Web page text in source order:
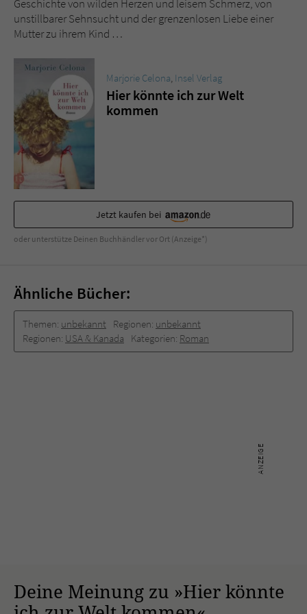
Geschichte von wilden Herzen und leisem Schmerz, von
unstillbarer Sehnsucht und der grenzenlosen Liebe einer
Mutter zu ihrem Kind …
Marjorie Celona, Insel Verlag
Hier könnte ich zur Welt
kommen
Jetzt kaufen bei
oder unterstütze Deinen Buchhändler vor Ort (Anzeige*)
Ähnliche Bücher:
Themen: unbekannt Regionen: unbekannt
Regionen: USA & Kanada Kategorien: Roman
Deine Meinung zu »Hier könnte
Sicherheitscode des Kontaktformulars zu
überprüfen.